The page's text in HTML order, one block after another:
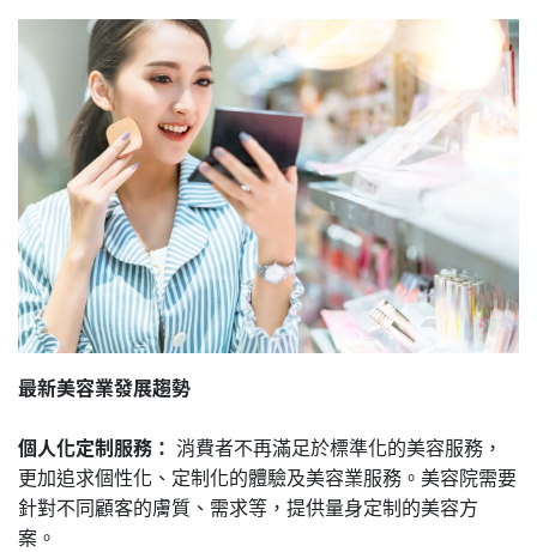
最新美容業發展趨勢
個人化定制服務： 消費者不再滿足於標準化的美容服務，
更加追求個性化、定制化的體驗及美容業服務。美容院需要
針對不同顧客的膚質、需求等，提供量身定制的美容方
案。